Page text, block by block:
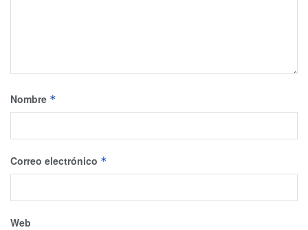
Nombre *
Correo electrónico *
Web